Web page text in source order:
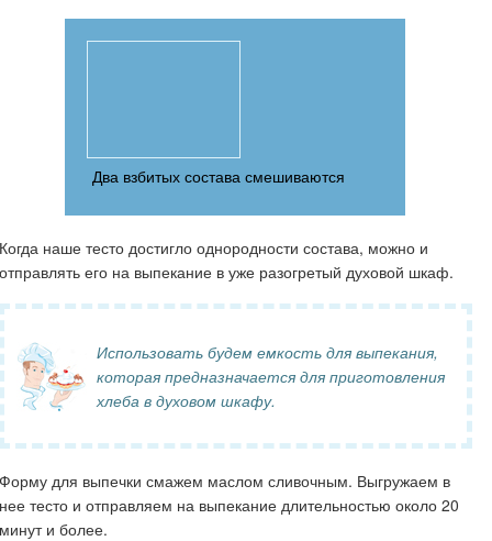
Два взбитых состава смешиваются
Когда наше тесто достигло однородности состава, можно и
отправлять его на выпекание в уже разогретый духовой шкаф.
Использовать будем емкость для выпекания,
которая предназначается для приготовления
хлеба в духовом шкафу.
Форму для выпечки смажем маслом сливочным. Выгружаем в
нее тесто и отправляем на выпекание длительностью около 20
минут и более.